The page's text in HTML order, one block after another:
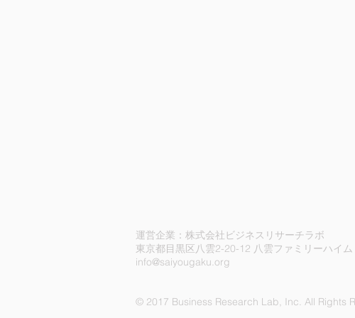
​運営企業：株式会社ビジネスリサーチラボ
東京都目黒区八雲2-20-12 八雲ファミリーハイム
info@saiyougaku.org
© 2017 Business Research Lab, Inc. All Rights